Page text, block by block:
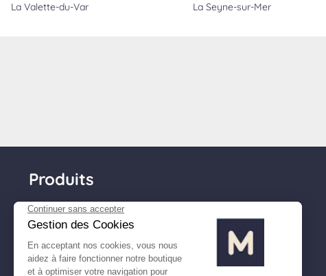
La Valette-du-Var
La Seyne-sur-Mer
Produits
Matelas
Sommiers
Têtes de lit
Couettes & oreillers